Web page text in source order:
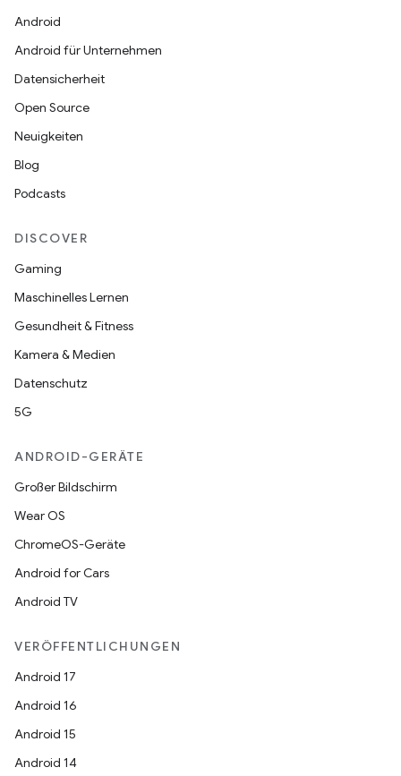
Android
Android für Unternehmen
Datensicherheit
Open Source
Neuigkeiten
Blog
Podcasts
DISCOVER
Gaming
Maschinelles Lernen
Gesundheit & Fitness
Kamera & Medien
Datenschutz
5G
ANDROID-GERÄTE
Großer Bildschirm
Wear OS
ChromeOS-Geräte
Android for Cars
Android TV
VERÖFFENTLICHUNGEN
Android 17
Android 16
Android 15
Android 14